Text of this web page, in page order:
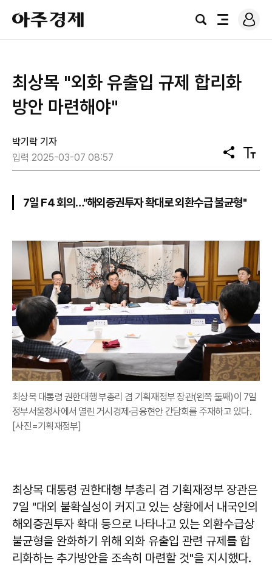
아
주
경
검
전
로
그
최상목 "외화 유출입 규제 합리화
방안 마련해야"
박기락 기자
입력 2025-03-07 08:57
공
유
텍
스
7일 F4 회의…"해외증권투자 확대로 외환수급 불균형"
최상목 대통령 권한대행 부총리 겸 기획재정부 장관(왼쪽 둘째)이 7일
정부서울청사에서 열린 거시경제·금융현안 간담회를 주재하고 있다.
[사진=기획재정부]
최상목 대통령 권한대행 부총리 겸 기획재정부 장관은
7일 "대외 불확실성이 커지고 있는 상황에서 내국인의
해외증권투자 확대 등으로 나타나고 있는 외환수급상
불균형을 완화하기 위해 외화 유출입 관련 규제를 합
리화하는 추가방안을 조속히 마련할 것"을 지시했다.